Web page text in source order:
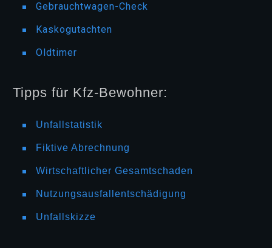
Gebrauchtwagen-Check
Kaskogutachten
Oldtimer
Tipps für Kfz-Bewohner:
Unfallstatistik
Fiktive Abrechnung
Wirtschaftlicher Gesamtschaden
Nutzungsausfallentschädigung
Unfallskizze